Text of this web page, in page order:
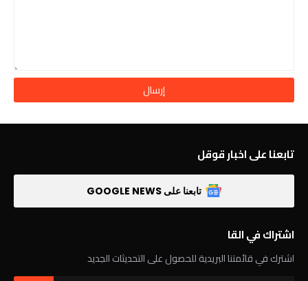
تابعنا على اخبار قوقل
تابعنا على GOOGLE NEWS
اشتراك في القا
اشترك في قائمتنا البريدية للحصول على التحديثات الجديد